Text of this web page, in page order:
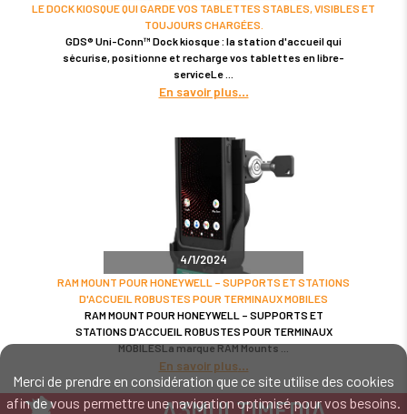
Merci de prendre en considération que ce site utilise des cookies
afin de vous permettre une navigation optimisé pour vos besoins.
LE DOCK KIOSQUE QUI GARDE VOS TABLETTES STABLES, VISIBLES ET
TOUJOURS CHARGÉES.
GDS® Uni-Conn™ Dock kiosque : la station d'accueil qui
sécurise, positionne et recharge vos tablettes en libre-
serviceLe
En savoir plus
4/1/2024
RAM MOUNT POUR HONEYWELL – SUPPORTS ET STATIONS
D'ACCUEIL ROBUSTES POUR TERMINAUX MOBILES
RAM MOUNT POUR HONEYWELL – SUPPORTS ET
STATIONS D'ACCUEIL ROBUSTES POUR TERMINAUX
MOBILESLa marque RAM Mounts
En savoir plus